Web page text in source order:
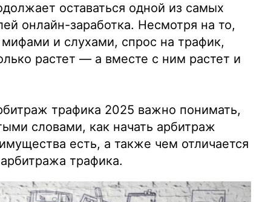
оставаться одной из самых
онлайн-заработка. Несмотря на то,
и слухами, спрос на трафик,
растет — а вместе с ним растет и
трафика 2025 важно понимать,
словами, как начать арбитраж
есть, а также чем отличается
трафика.